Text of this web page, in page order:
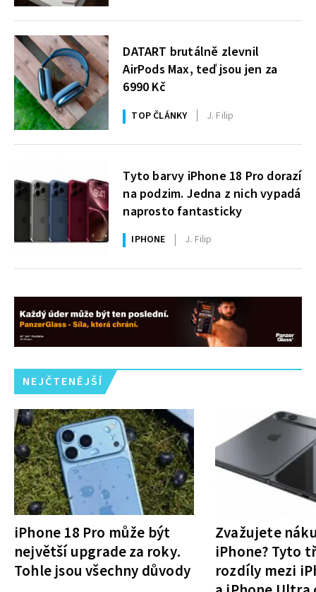
DATART brutálně zlevnil
AirPods Max, teď jsou jen za
6990 Kč
TOP ČLÁNKY J. Filip
Tyto barvy iPhone 18 Pro dorazí
na podzim. Jedna z nich vypadá
naprosto fantasticky
IPHONE J. Filip
NEJČTENĚJŠÍ
iPhone 18 Pro může být
největší upgrade za roky.
Tohle jsou všechny důvody
Zvažujete
iPhone? Tyto
rozdíly mezi